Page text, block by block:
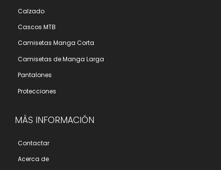
Calzado
Cascos MTB
Camisetas Manga Corta
Camisetas de Manga Larga
Pantalones
Protecciones
MÁS INFORMACIÓN
Contactar
Acerca de